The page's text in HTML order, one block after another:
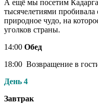
А ещё мы посетим
тысячелетиями
природное чудо, на
уголков страны.
14:00 Обед
18:00 Возвращение в
День 4
Завтрак